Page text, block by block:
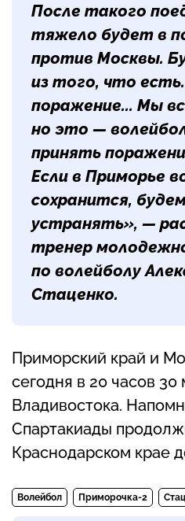
После такого
тяжело будет в
против Москвы.
из того, что
поражение... Мы
но это —
принять
Если в Приморье
сохранится,
устранять», —
тренер
по волейболу
Стаценко.
Приморский край и
сегодня в 20 часов
Владивостока.
Спартакиады
Краснодарском крае
Волейбол Приморочка-2